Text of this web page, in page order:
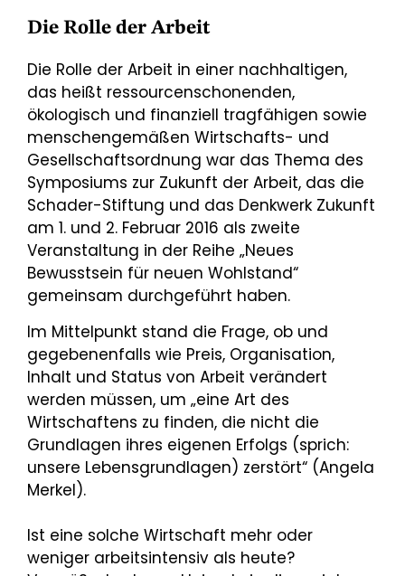
Die Rolle der Arbeit
Die Rolle der Arbeit in einer nachhaltigen,
das heißt ressourcenschonenden,
ökologisch und finanziell tragfähigen sowie
menschengemäßen Wirtschafts- und
Gesellschaftsordnung war das Thema des
Symposiums zur Zukunft der Arbeit, das die
Schader-Stiftung und das Denkwerk Zukunft
am 1. und 2. Februar 2016 als zweite
Veranstaltung in der Reihe „Neues
Bewusstsein für neuen Wohlstand“
gemeinsam durchgeführt haben.
Im Mittelpunkt stand die Frage, ob und
gegebenenfalls wie Preis, Organisation,
Inhalt und Status von Arbeit verändert
werden müssen, um „eine Art des
Wirtschaftens zu finden, die nicht die
Grundlagen ihres eigenen Erfolgs (sprich:
unsere Lebensgrundlagen) zerstört“ (Angela
Merkel).
Ist eine solche Wirtschaft mehr oder
weniger arbeitsintensiv als heute?